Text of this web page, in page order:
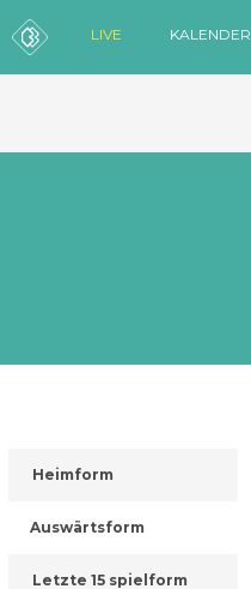
LIVE KALENDER
Heimform
Auswärtsform
Letzte 15 spielform